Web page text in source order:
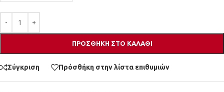
ΠΡΟΣΘΉΚΗ ΣΤΟ ΚΑΛΆΘΙ
Σύγκριση Πρόσθήκη στην λίστα επιθυμιών